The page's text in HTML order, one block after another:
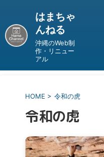
はまちゃ
んねる
沖縄のWeb制
作・リニュー
アル
HOME > 令和の虎
令和の虎